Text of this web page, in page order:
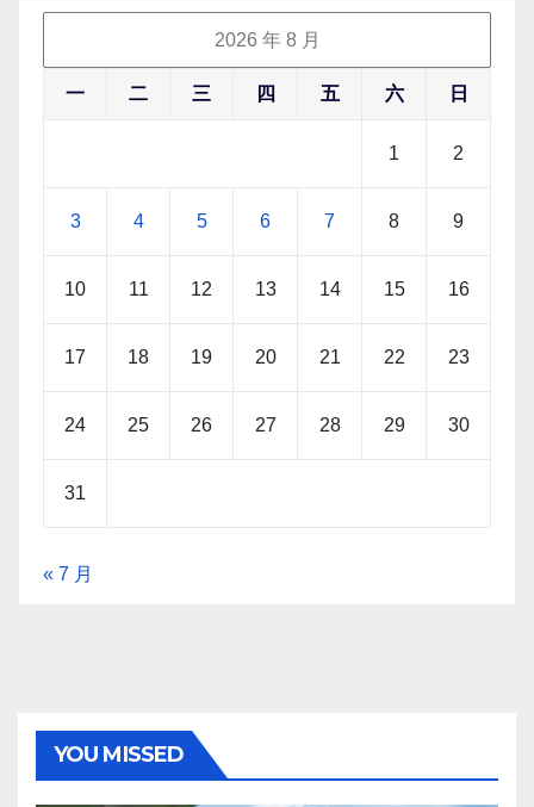
2026 年 8 月
一 二 三 四 五 六 日
1 2
3 4 5 6 7 8 9
10 11 12 13 14 15 16
17 18 19 20 21 22 23
24 25 26 27 28 29 30
31
« 7 月
YOU MISSED